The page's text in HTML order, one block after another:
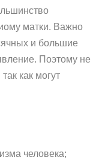
матки. Важно
и большие
Поэтому не
как могут
человека;